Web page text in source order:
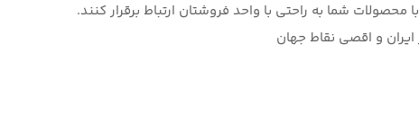
شما به راحتی با واحد فروشتان ارتباط برقرار کنند.
و‌ اقصی نقاط جهان